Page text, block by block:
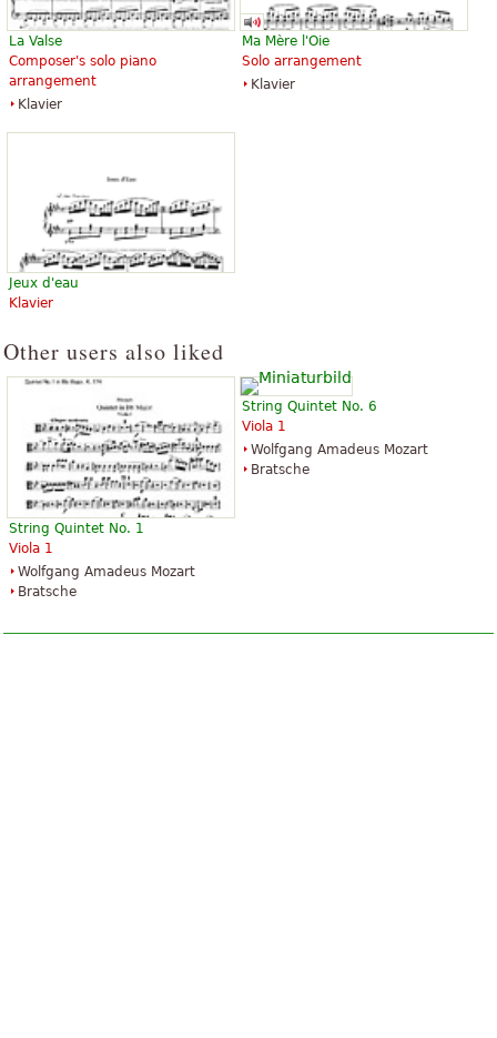
La Valse
Composer's solo piano
arrangement
Klavier
Ma Mère l'Oie
Solo arrangement
Klavier
Jeux d'eau
Klavier
Other users also liked
String Quintet No. 1
Viola 1
Wolfgang Amadeus Mozart
Bratsche
String Quintet No. 6
Viola 1
Wolfgang Amadeus Mozart
Bratsche